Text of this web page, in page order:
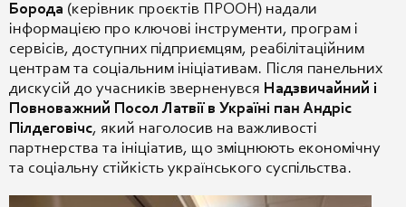
Борода (керівник проєктів ПРООН) надали
інформацією про ключові інструменти, програм і
сервісів, доступних підприємцям, реабілітаційним
центрам та соціальним ініціативам. Після панельних
дискусій до учасників зверненувся Надзвичайний і
Повноважний Посол Латвії в Україні пан Андріс
Пілдеговічс, який наголосив на важливості
партнерства та ініціатив, що зміцнюють економічну
та соціальну стійкість українського суспільства.